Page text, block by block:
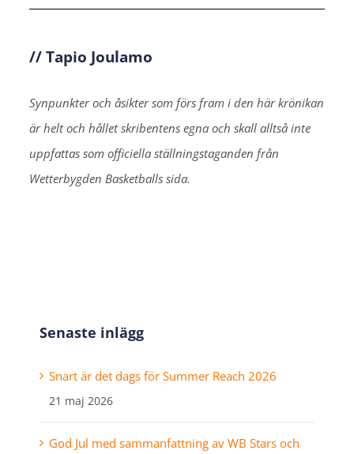
// Tapio Joulamo
Synpunkter och åsikter som förs fram i den här krönikan
är helt och hållet skribentens egna och skall alltså inte
uppfattas som officiella ställningstaganden från
Wetterbygden Basketballs sida.
Senaste inlägg
Snart är det dags för Summer Reach 2026
21 maj 2026
God Jul med sammanfattning av WB Stars och